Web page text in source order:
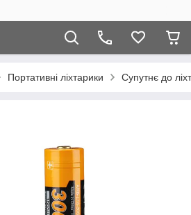
Портативні ліхтарики Супутнє до